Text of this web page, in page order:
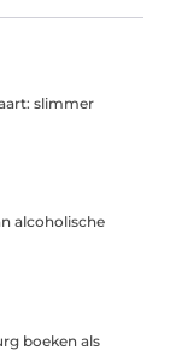
slimmer
alcoholische
boeken als